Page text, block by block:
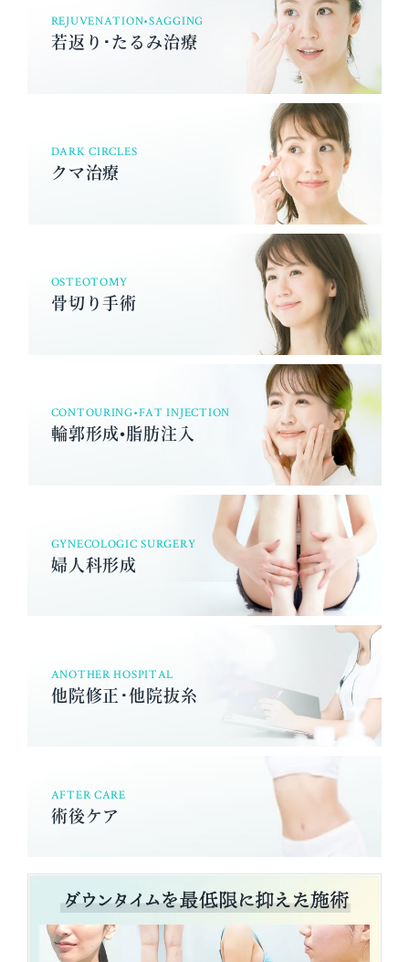
REJUVENATION•SAGGING
若返り･たるみ治療
DARK CIRCLES
クマ治療
OSTEOTOMY
骨切り手術
CONTOURING•FAT INJECTION
輪郭形成•脂肪注入
GYNECOLOGIC SURGERY
婦人科形成
ANOTHER HOSPITAL
他院修正･他院抜糸
AFTER CARE
術後ケア